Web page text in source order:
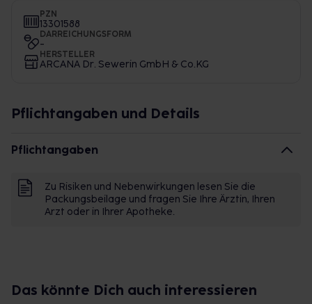
PZN
13301588
DARREICHUNGSFORM
-
HERSTELLER
ARCANA Dr. Sewerin GmbH & Co.KG
Pflichtangaben und Details
Pflichtangaben
Zu Risiken und Nebenwirkungen lesen Sie die
Packungsbeilage und fragen Sie Ihre Ärztin, Ihren
Arzt oder in Ihrer Apotheke.
Das könnte Dich auch interessieren